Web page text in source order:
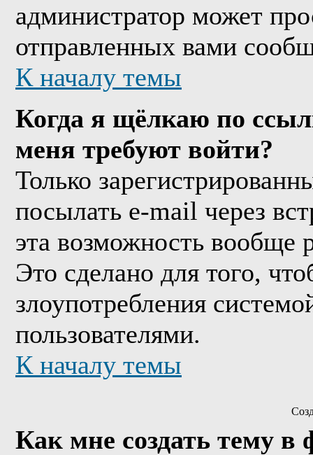
администратор может
отправленных вами
К началу темы
Когда я щёлкаю по
меня требуют войти?
Только
посылать e-mail через
эта возможность вообще
Это сделано для того,
злоупотребления
пользователями.
К началу темы
Как мне создать тему в